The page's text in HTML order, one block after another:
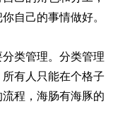
自己的事情做好。
类管理。分类管理
有人只能在个格子
程，海肠有海豚的